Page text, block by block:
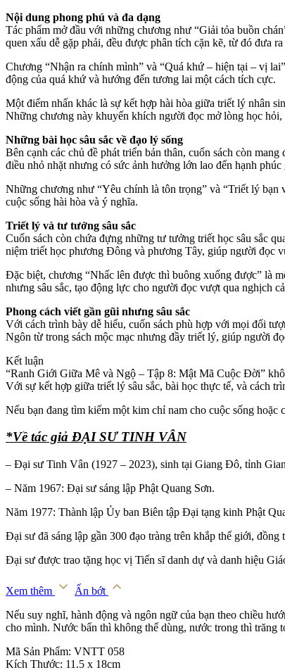
Nội dung phong phú và đa dạng
Tác phẩm mở đầu với những chương như “Giải tỏa buồn
quen xấu dễ gặp phải, đều được phân tích cặn kẽ, từ đó đưa
Chương “Nhận ra chính mình” và “Quá khứ – hiện tại – vị
động của quá khứ và hướng đến tương lai một cách tích cực.
Một điểm nhấn khác là sự kết hợp hài hòa giữa triết lý nhân
Những chương này khuyến khích người đọc mở lòng học
Những bài học sâu sắc về đạo lý sống
Bên cạnh các chủ đề phát triển bản thân, cuốn sách còn
điều nhỏ nhặt nhưng có sức ảnh hưởng lớn lao đến hạnh
Những chương như “Yêu chính là tôn trọng” và “Triết lý bạn
cuộc sống hài hòa và ý nghĩa.
Triết lý và tư tưởng sâu sắc
Cuốn sách còn chứa đựng những tư tưởng triết học sâu sắc
niệm triết học phương Đông và phương Tây, giúp người đọc
Đặc biệt, chương “Nhấc lên được thì buông xuống được” là
nhưng sâu sắc, tạo động lực cho người đọc vượt qua nghịch
Phong cách viết gần gũi nhưng sâu sắc
Với cách trình bày dễ hiểu, cuốn sách phù hợp với mọi đối
Ngôn từ trong sách mộc mạc nhưng đầy triết lý, giúp người
Kết luận
“Ranh Giới Giữa Mê và Ngộ – Tập 8: Mật Mã Cuộc Đời”
Với sự kết hợp giữa triết lý sâu sắc, bài học thực tế, và cách
Nếu bạn đang tìm kiếm một kim chỉ nam cho cuộc sống
*Về tác giả ĐẠI SƯ TINH VÂN
– Đại sư Tinh Vân (1927 – 2023), sinh tại Giang Đô, tỉnh
– Năm 1967: Đại sư sáng lập Phật Quang Sơn.
Năm 1977: Thành lập Ủy ban Biên tập Đại tạng kinh Phật
Đại sư đã sáng lập gần 300 đạo tràng trên khắp thế giới,
Đại sư được trao tặng học vị Tiến sĩ danh dự và danh hiệu
Xem thêm
Ẩn bớt
Nếu suy nghĩ, hành động và ngôn ngữ của bạn theo chiều
cho mình. Nước bẩn thì không thể dùng, nước trong thì trăng
Mã Sản Phẩm: VNTT 058
Kích Thước: 11.5 x 18cm